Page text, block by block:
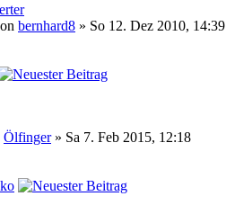
bernhard8 » So 12. Dez 2010, 14:39
Ölfinger» Sa 7. Feb 2015, 12:18